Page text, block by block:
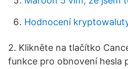
Hodnocení
2. Klikněte na tlačítko
funkce pro obnovení hesla